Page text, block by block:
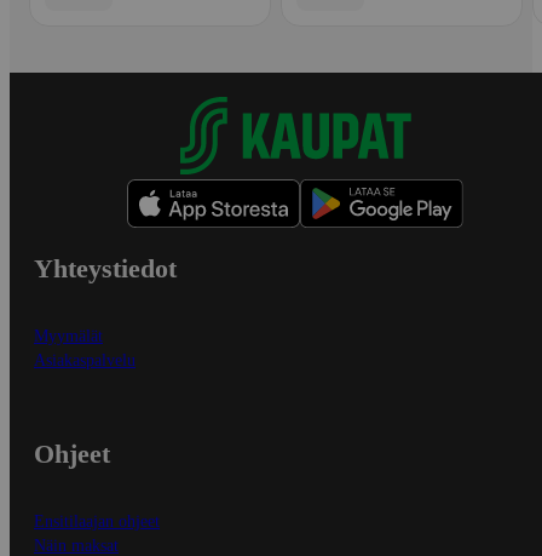
Yhteystiedot
Myymälät
Asiakaspalvelu
Ohjeet
Ensitilaajan ohjeet
Näin maksat